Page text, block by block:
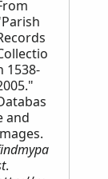
1538-
and
.